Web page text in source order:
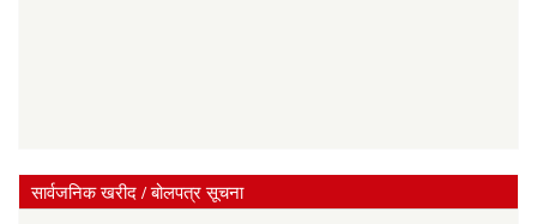
सार्वजनिक खरीद / बोलपत्र सूचना